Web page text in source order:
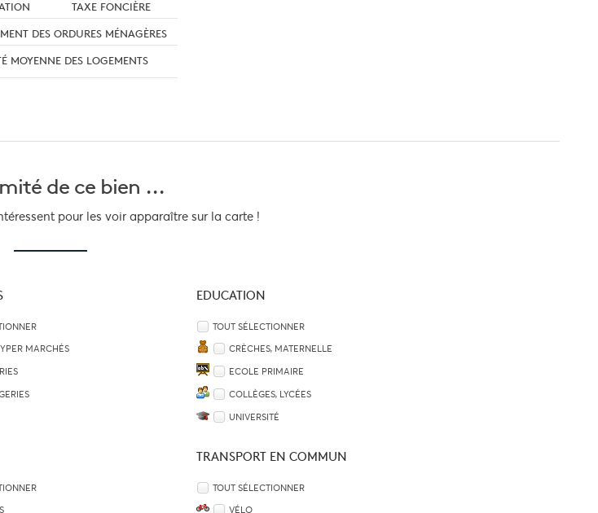
TAXE FONCIÈRE
DES ORDURES MÉNAGÈRES
MOYENNE DES LOGEMENTS
de ce bien ...
pour les voir apparaître sur la carte !
MARCHÉS
EDUCATION
TOUT SÉLECTIONNER
CRÈCHES, MATERNELLE
ECOLE PRIMAIRE
COLLÈGES, LYCÉES
UNIVERSITÉ
TRANSPORT EN COMMUN
TOUT SÉLECTIONNER
VÉLO